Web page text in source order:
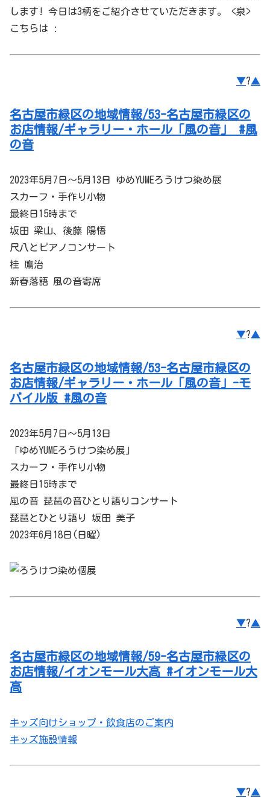
します! 今日は3柄をご紹介させていただきます。 <泉>
こちらは :
▼?▲
名古屋市緑区の地域情報/53-名古屋市緑区の
お店情報/ギャラリー・ホール「風の音」 #風
の音
2023年5月7日～5月13日 ゆめYUMEろうけつ染め展
スカーフ・手作り小物
最終日15時まで
坂田 梁山、後藤 陽悟
尺八とピアノコンサート
桂 鷹治
新春落語 風の音寄席
▼?▲
名古屋市緑区の地域情報/53-名古屋市緑区の
お店情報/ギャラリー・ホール「風の音」-モ
バイル版 #風の音
2023年5月7日～5月13日
「ゆめYUMEろうけつ染め展」
スカーフ・手作り小物
最終日15時まで
風の音 琵琶の音ひとり語りコンサート
琵琶とひとり語り 坂田 美子
2023年6月18日(日曜)
▼?▲
名古屋市緑区の地域情報/59-名古屋市緑区の
お店情報/イオンモール大高 #イオンモール大
高
キッズ向けショップ・飲食店のご案内
キッズ施設情報
▼?▲